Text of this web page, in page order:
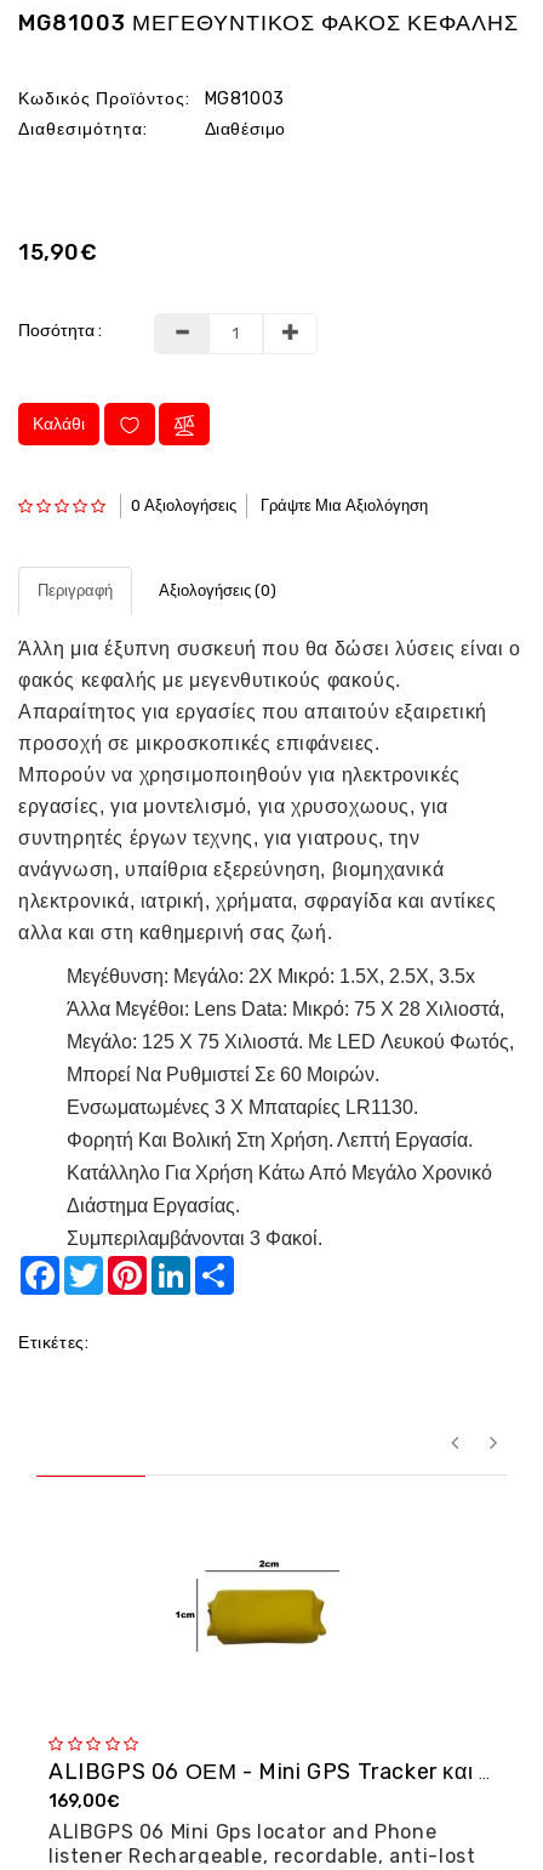
Αθλητισμός
Προσφορες
MG81003 ΜΕΓΕΘΥΝΤΙΚΟΣ ΦΑΚΟΣ ΚΕΦΑΛΗΣ
Κωδικός Προϊόντος:
MG81003
Διαθεσιμότητα:
Διαθέσιμο
15,90€
Ποσότητα :
Καλάθι
0 Αξιολογήσεις Γράψτε Μια Αξιολόγηση
Περιγραφή Αξιολογήσεις (0)
Άλλη μια έξυπνη συσκευή που θα δώσει λύσεις είναι ο
φακός κεφαλής με μεγενθυτικούς φακούς.
Απαραίτητος για εργασίες που απαιτούν εξαιρετική
προσοχή σε μικροσκοπικές επιφάνειες.
Μπορούν να χρησιμοποιηθούν για ηλεκτρονικές
εργασίες, για μοντελισμό, για χρυσοχωους, για
συντηρητές έργων τεχνης, για γιατρους, την
ανάγνωση, υπαίθρια εξερεύνηση, βιομηχανικά
ηλεκτρονικά, ιατρική, χρήματα, σφραγίδα και αντίκες
αλλα και στη καθημερινή σας ζωή.
Μεγέθυνση: Μεγάλο: 2X Μικρό: 1.5X, 2.5X, 3.5x
Άλλα Μεγέθοι: Lens Data: Μικρό: 75 X 28 Χιλιοστά,
Μεγάλο: 125 X 75 Χιλιοστά. Με LED Λευκού Φωτός,
Μπορεί Να Ρυθμιστεί Σε 60 Μοιρών.
Ενσωματωμένες 3 X Μπαταρίες LR1130.
Φορητή Και Βολική Στη Χρήση. Λεπτή Εργασία.
Κατάλληλο Για Χρήση Κάτω Από Μεγάλο Χρονικό
Διάστημα Εργασίας.
Συμπεριλαμβάνονται 3 Φακοί.
Facebook
TwitterPinterestLinkedIn
Ετικέτες:
ALIBGPS 06 ΟΕΜ - Mini GPS Tracker και φω�...
169,00€
ALIBGPS 06 Mini Gps locator and Phone
listener Rechargeable, recordable, anti-lost